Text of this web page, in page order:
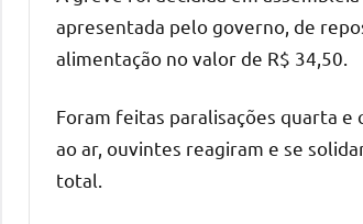
apresentada pelo governo, de
alimentação no valor de R$ 34,50.
Foram feitas paralisações quarta e
ao ar, ouvintes reagiram e se
total.